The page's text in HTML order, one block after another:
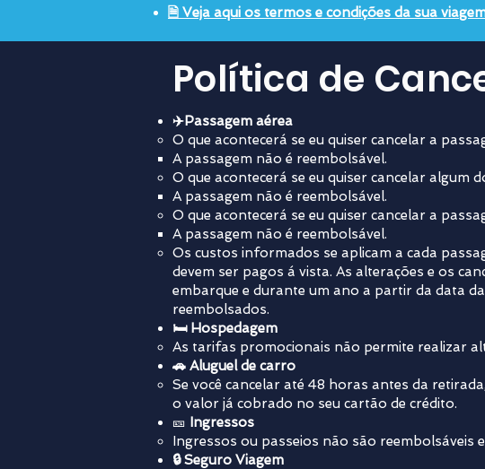
🗎 Veja aqui os termos e condições da sua
Política de
✈️Passagem aérea
O que acontecerá se eu quiser cancelar a
A passagem não é reembolsável.
O que acontecerá se eu quiser cancelar algum
A passagem não é reembolsável.
O que acontecerá se eu quiser cancelar a
A passagem não é reembolsável.
Os custos informados se aplicam a cada
devem ser pagos á vista. As alterações e os
embarque e durante um ano a partir da data
reembolsados.
🛏️ Hospedagem
As tarifas promocionais não permite realizar
🚗 Aluguel de carro
​Se você cancelar até 48 horas antes da
o valor já cobrado no seu cartão de crédito.
🎫 Ingressos
Ingressos ou passeios não são reembolsáveis
🔒 Seguro Viagem